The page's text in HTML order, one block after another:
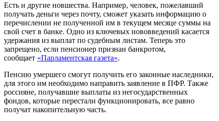
Есть и другие новшества. Например, человек, пожелавший
получать деньги через почту, сможет указать информацию о
перечислении не полученной им в текущем месяце суммы на
свой счет в банке. Одно из ключевых нововведений касается
удержания из выплат по судебным листам. Теперь это
запрещено, если пенсионер признан банкротом,
сообщает «Парламентская газета».
Пенсию умершего смогут получить его законные наследники,
для этого им необходимо направить заявление в ПФР. Также
россияне, получавшие выплаты из негосударственных
фондов, которые перестали функционировать, все равно
получат накопительную часть.